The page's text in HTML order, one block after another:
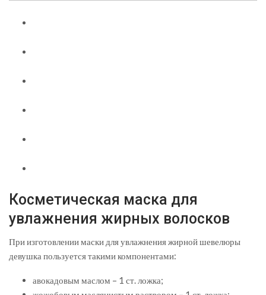
Косметическая маска для
увлажнения жирных волосков
При изготовлении маски для увлажнения жирной шевелюры
девушка пользуется такими компонентами:
авокадовым маслом – 1 ст. ложка;